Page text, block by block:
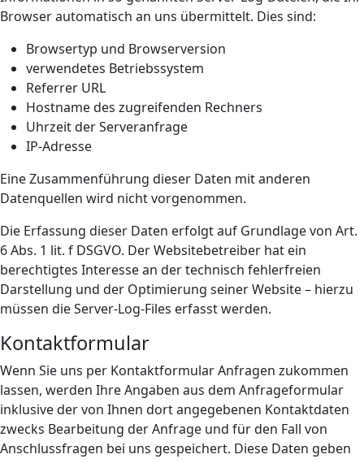
Browser automatisch an uns übermittelt. Dies sind:
Browsertyp und Browserversion
verwendetes Betriebssystem
Referrer URL
Hostname des zugreifenden Rechners
Uhrzeit der Serveranfrage
IP-Adresse
Eine Zusammenführung dieser Daten mit anderen
Datenquellen wird nicht vorgenommen.
Die Erfassung dieser Daten erfolgt auf Grundlage von Art.
6 Abs. 1 lit. f DSGVO. Der Websitebetreiber hat ein
berechtigtes Interesse an der technisch fehlerfreien
Darstellung und der Optimierung seiner Website – hierzu
müssen die Server-Log-Files erfasst werden.
Kontaktformular
Wenn Sie uns per Kontaktformular Anfragen zukommen
lassen, werden Ihre Angaben aus dem Anfrageformular
inklusive der von Ihnen dort angegebenen Kontaktdaten
zwecks Bearbeitung der Anfrage und für den Fall von
Anschlussfragen bei uns gespeichert. Diese Daten geben